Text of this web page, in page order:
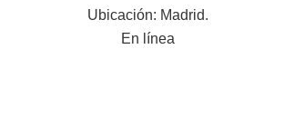
Ubicación: Madrid.
En línea